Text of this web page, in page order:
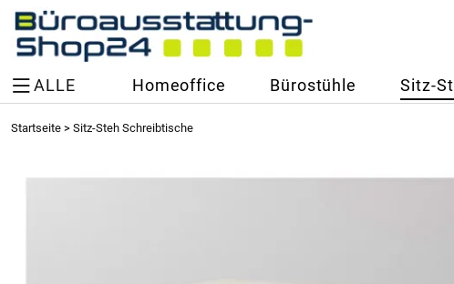
ALLE Homeoffice Bürostühle Sitz-
Startseite > Sitz-Steh Schreibtische